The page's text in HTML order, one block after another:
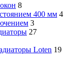
8
400 мм 4
3
27
Loten 19